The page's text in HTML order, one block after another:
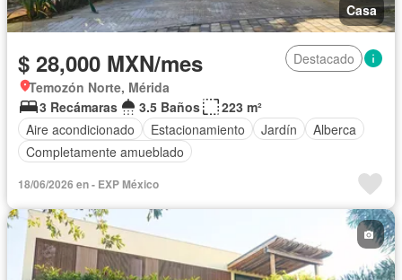
Casa
$ 28,000 MXN/mes
Destacado
Temozón Norte, Mérida
3 Recámaras
3.5 Baños
223 m²
Aire acondicionado
Estacionamiento Jardín
Alberca
Completamente amueblado
18/06/2026 en - EXP México